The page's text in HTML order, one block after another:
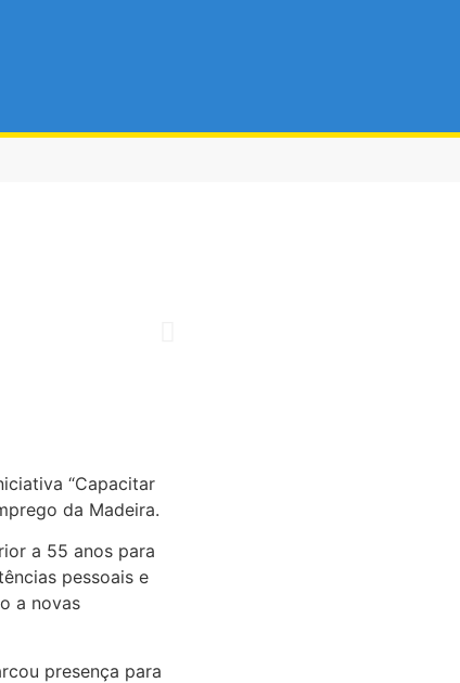
“Capacitar
da Madeira.
a 55 anos para
pessoais e
a novas
presença para